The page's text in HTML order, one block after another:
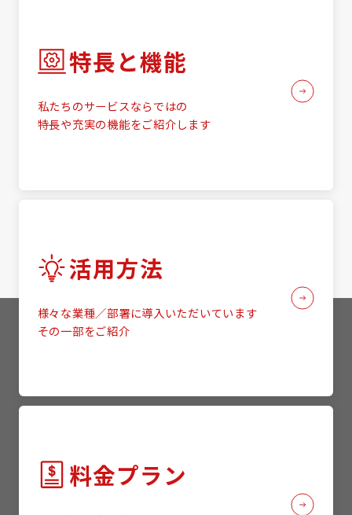
特長と機能
私たちのサービスならではの
特長や充実の機能をご紹介します
活用方法
様々な業種／部署に導入いただいています
その一部をご紹介
料金プラン